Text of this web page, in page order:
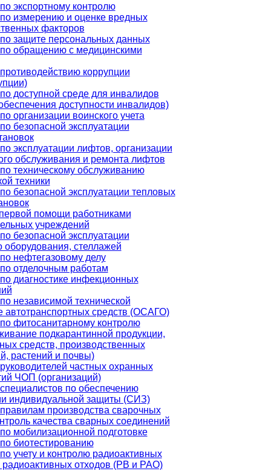
экспортному контролю
измерению и оценке вредных
факторов
защите персональных данных
обращению с медицинскими
коррупции
доступной среде для инвалидов
доступности инвалидов)
организации воинского учета
безопасной эксплуатации
эксплуатации лифтов, организации
обслуживания и ремонта лифтов
техническому обслуживанию
техники
безопасной эксплуатации тепловых
помощи работниками
учреждений
безопасной эксплуатации
оборудования, стеллажей
нефтегазовому делу
отделочным работам
диагностике инфекционных
независимой технической
автотранспортных средств (ОСАГО)
фитосанитарному контролю
подкарантинной продукции,
средств, производственных
растений и почвы)
частных охранных
ЧОП (организаций)
по обеспечению
индивидуальной защиты (СИЗ)
производства сварочных
качества сварных соединений
мобилизационной подготовке
биотестированию
учету и контролю радиоактивных
отходов (РВ и РАО)